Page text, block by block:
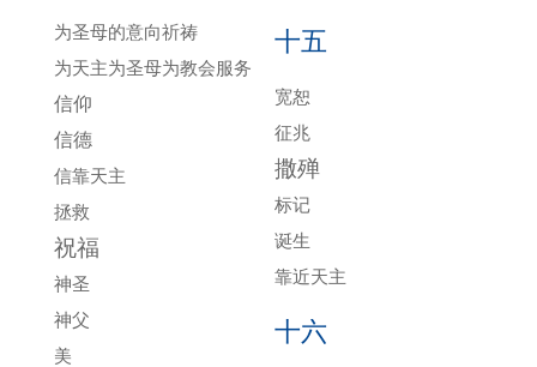
为圣母的意向祈祷
为天主为圣母为教会服务
信仰
信德
信靠天主
拯救
祝福
神圣
神父
美
十五
宽恕
征兆
撒殚
标记
诞生
靠近天主
十六